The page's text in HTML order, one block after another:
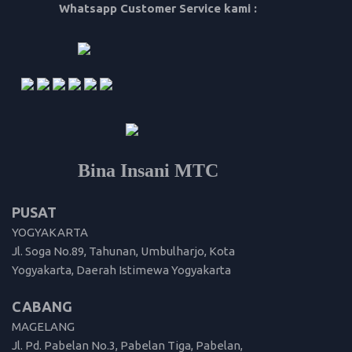
Whatsapp Customer Service kami :
Bina Insani MTC
PUSAT
YOGYAKARTA
Jl. Soga No.89, Tahunan, Umbulharjo, Kota
Yogyakarta, Daerah Istimewa Yogyakarta
CABANG
MAGELANG
Jl. Pd. Pabelan No.3, Pabelan Tiga, Pabelan,